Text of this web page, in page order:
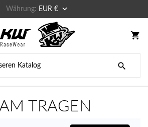
Währung: EUR € 
shopping_cart

TRAGEN